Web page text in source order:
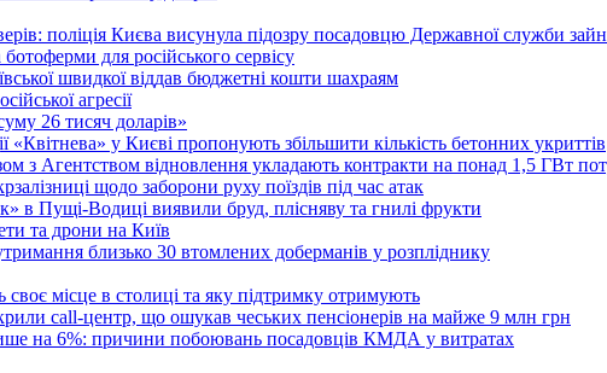
поліція Києва висунула підозру посадовцю Державної служби
для російського сервісу
швидкої віддав бюджетні кошти шахраям
агресії
26 тисяч доларів»
«Квітнева» у Києві пропонують збільшити кількість бетонних укриттів
з Агентством відновлення укладають контракти на понад 1,5 ГВт
щодо заборони руху поїздів під час атак
в Пущі-Водиці виявили бруд, плісняву та гнилі фрукти
та дрони на Київ
близько 30 втомлених доберманів у розпліднику
місце в столиці та яку підтримку отримують
call-центр, що ошукав чеських пенсіонерів на майже 9 млн грн
на 6%: причини побоювань посадовців КМДА у витратах